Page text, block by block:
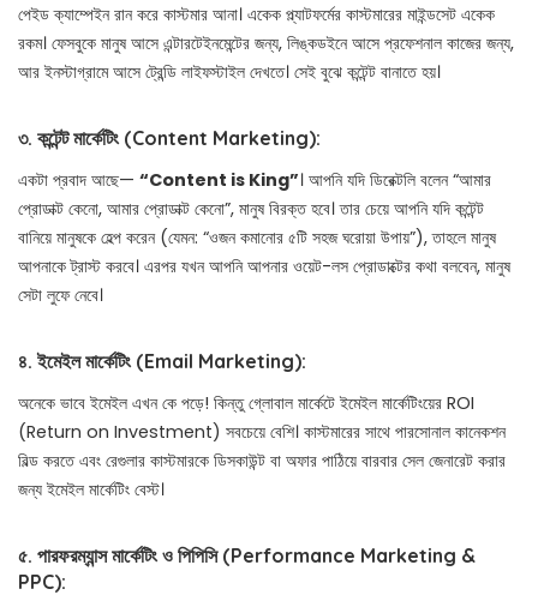
পেইড ক্যাম্পেইন রান করে কাস্টমার আনা। একেক প্ল্যাটফর্মের কাস্টমারের মাইন্ডসেট একেক
রকম। ফেসবুকে মানুষ আসে এন্টারটেইনমেন্টের জন্য, লিঙ্কডইনে আসে প্রফেশনাল কাজের জন্য,
আর ইনস্টাগ্রামে আসে ট্রেন্ডি লাইফস্টাইল দেখতে। সেই বুঝে কন্টেন্ট বানাতে হয়।
৩. কন্টেন্ট মার্কেটিং (Content Marketing):
একটা প্রবাদ আছে— “Content is King”। আপনি যদি ডিরেক্টলি বলেন “আমার
প্রোডাক্ট কেনো, আমার প্রোডাক্ট কেনো”, মানুষ বিরক্ত হবে। তার চেয়ে আপনি যদি কন্টেন্ট
বানিয়ে মানুষকে হেল্প করেন (যেমন: “ওজন কমানোর ৫টি সহজ ঘরোয়া উপায়”), তাহলে মানুষ
আপনাকে ট্রাস্ট করবে। এরপর যখন আপনি আপনার ওয়েট-লস প্রোডাক্টের কথা বলবেন, মানুষ
সেটা লুফে নেবে।
৪. ইমেইল মার্কেটিং (Email Marketing):
অনেকে ভাবে ইমেইল এখন কে পড়ে! কিন্তু গ্লোবাল মার্কেটে ইমেইল মার্কেটিংয়ের ROI
(Return on Investment) সবচেয়ে বেশি। কাস্টমারের সাথে পারসোনাল কানেকশন
বিল্ড করতে এবং রেগুলার কাস্টমারকে ডিসকাউন্ট বা অফার পাঠিয়ে বারবার সেল জেনারেট করার
জন্য ইমেইল মার্কেটিং বেস্ট।
৫. পারফরম্যান্স মার্কেটিং ও পিপিসি (Performance Marketing &
PPC):